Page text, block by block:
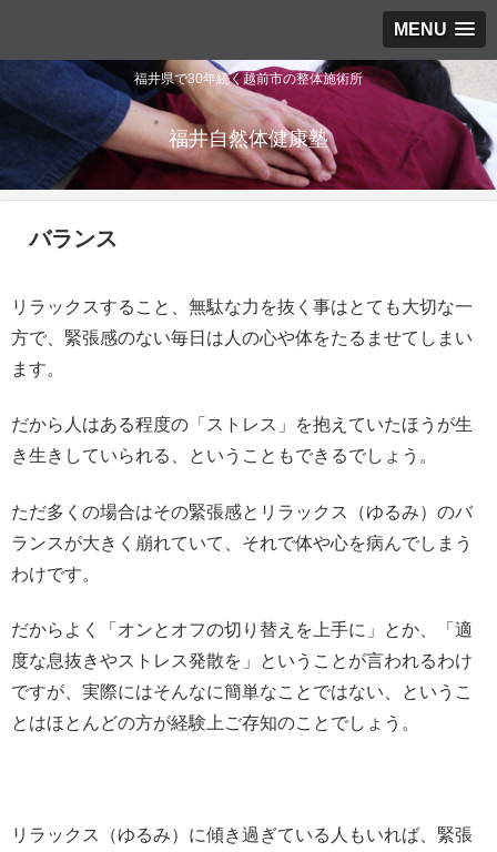
MENU
福井県で30年続く越前市の整体施術所
福井自然体健康塾
バランス
リラックスすること、無駄な力を抜く事はとても大切な一
方で、緊張感のない毎日は人の心や体をたるませてしまい
ます。
だから人はある程度の「ストレス」を抱えていたほうが生
き生きしていられる、ということもできるでしょう。
ただ多くの場合はその緊張感とリラックス（ゆるみ）のバ
ランスが大きく崩れていて、それで体や心を病んでしまう
わけです。
だからよく「オンとオフの切り替えを上手に」とか、「適
度な息抜きやストレス発散を」ということが言われるわけ
ですが、実際にはそんなに簡単なことではない、というこ
とはほとんどの方が経験上ご存知のことでしょう。
リラックス（ゆるみ）に傾き過ぎている人もいれば、緊張